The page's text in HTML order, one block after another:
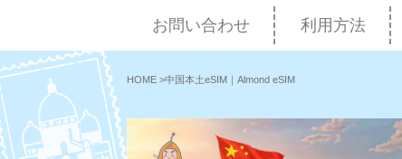
お問い合わせ 利用方法
HOME >中国本土eSIM｜Almond eSIM